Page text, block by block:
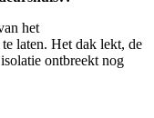
het
laten. Het dak lekt, de
ontbreekt nog